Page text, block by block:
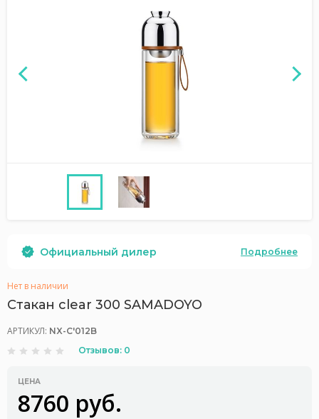
Официальный дилер Подробнее
Нет в наличии
Стакан clear 300 SAMADOYO
АРТИКУЛ: NX-C'012B
Отзывов: 0
ЦЕНА
8760 руб.